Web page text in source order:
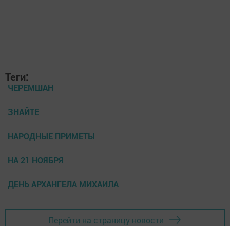
Теги:
ЧЕРЕМШАН
ЗНАЙТЕ
НАРОДНЫЕ ПРИМЕТЫ
НА 21 НОЯБРЯ
ДЕНЬ АРХАНГЕЛА МИХАИЛА
Перейти на страницу новости